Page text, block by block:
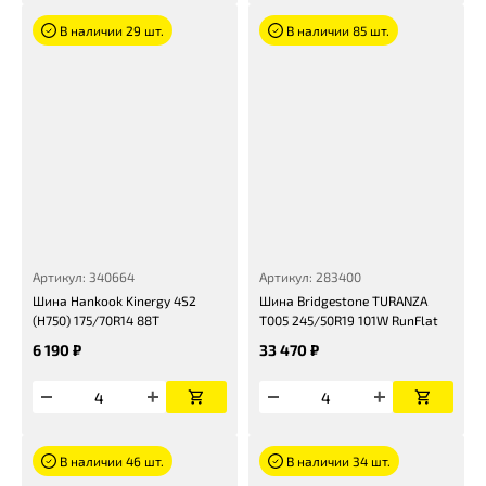
В наличии 29 шт.
Артикул: 340664
Шина Hankook Kinergy 4S2
(H750) 175/70R14 88T
6 190 ₽
В наличии 85 шт.
Артикул: 283400
Шина Bridgestone TURANZA
T005 245/50R19 101W RunFlat
33 470 ₽
В наличии 46 шт. В наличии 34 шт.